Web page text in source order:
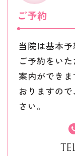
ご予約
当院は基本予
ご予約をい
案内ができ
おりますの
さい。